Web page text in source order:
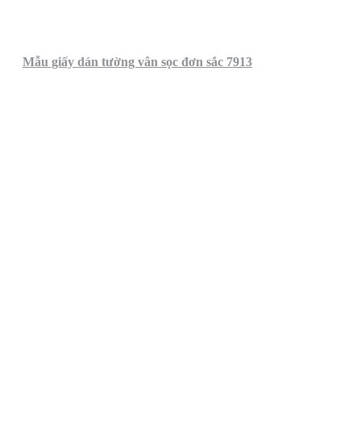
Mẫu giấy dán tường vân sọc đơn sắc 7913